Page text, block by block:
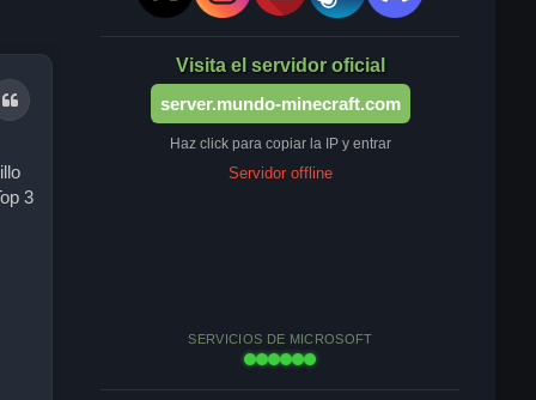
Citar
3
Visita el servidor oficial
server.mundo-minecraft.com
Haz click para copiar la IP y entrar
Servidor offline
SERVICIOS DE MICROSOFT